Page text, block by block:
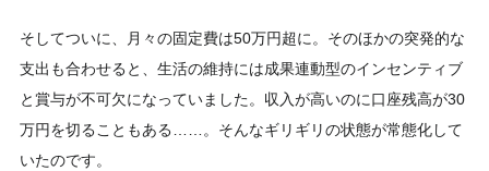
そしてついに、月々の固定費は50万円超に。そのほかの突発的な
支出も合わせると、生活の維持には成果連動型のインセンティブ
と賞与が不可欠になっていました。収入が高いのに口座残高が30
万円を切ることもある……。そんなギリギリの状態が常態化して
いたのです。